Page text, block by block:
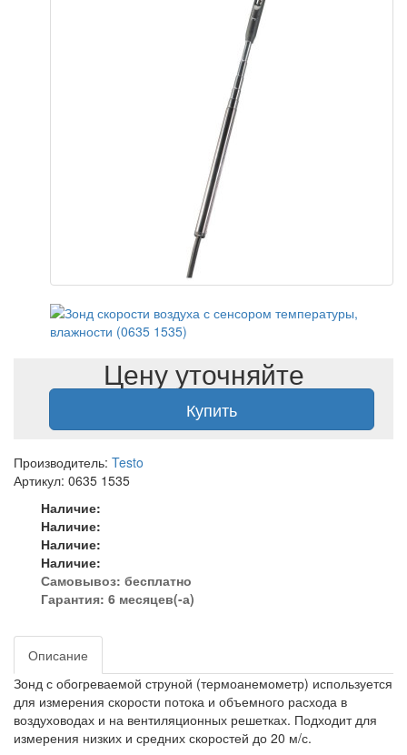
Цену уточняйте
Купить
Производитель: Testo
Артикул: 0635 1535
Наличие:
Наличие:
Наличие:
Наличие:
Самовывоз: бесплатно
Гарантия: 6 месяцев(-а)
Описание
Зонд с обогреваемой струной (термоанемометр) используется
для измерения скорости потока и объемного расхода в
воздуховодах и на вентиляционных решетках. Подходит для
измерения низких и средних скоростей до 20 м/с.